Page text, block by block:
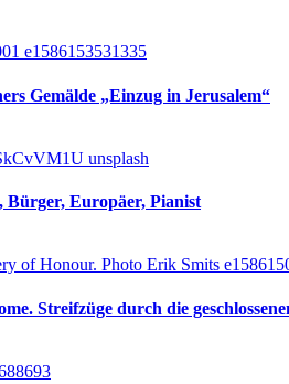
Gemälde „Einzug in Jerusalem“
Bürger, Europäer, Pianist
Streifzüge durch die